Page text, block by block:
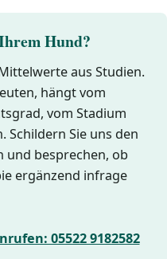
Hund?
aus Studien.
hängt vom
vom Stadium
Schildern Sie uns den
und besprechen, ob
ergänzend infrage
05522 9182582